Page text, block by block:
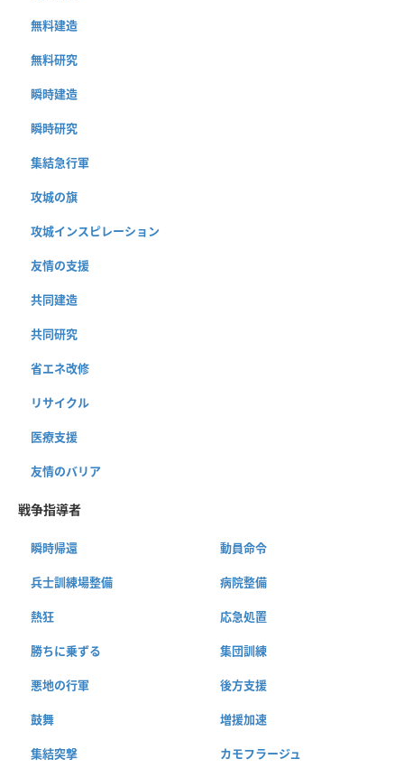
無料建造
無料研究
瞬時建造
瞬時研究
集結急行軍
攻城の旗
攻城インスピレーション
友情の支援
共同建造
共同研究
省エネ改修
リサイクル
医療支援
友情のバリア
戦争指導者
瞬時帰還 動員命令
兵士訓練場整備 病院整備
熱狂 応急処置
勝ちに乗ずる 集団訓練
悪地の行軍 後方支援
鼓舞 増援加速
集結突撃 カモフラージュ